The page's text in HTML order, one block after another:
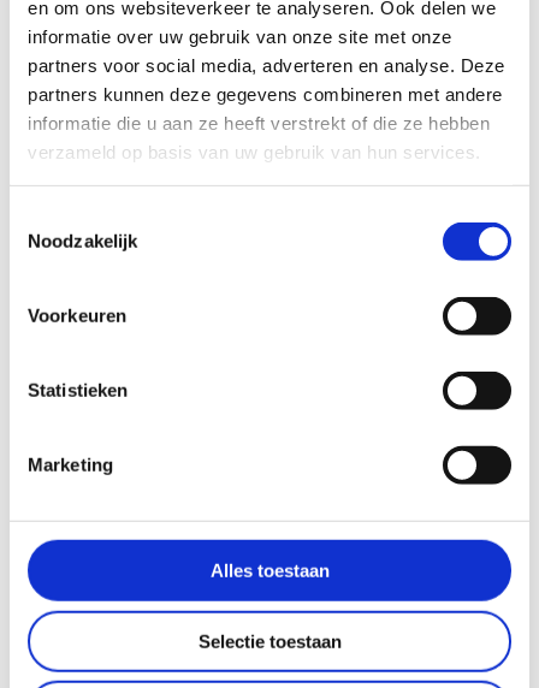
en om ons websiteverkeer te analyseren. Ook delen we
informatie over uw gebruik van onze site met onze
partners voor social media, adverteren en analyse. Deze
partners kunnen deze gegevens combineren met andere
informatie die u aan ze heeft verstrekt of die ze hebben
verzameld op basis van uw gebruik van hun services.
Noodzakelijk
Voorkeuren
Statistieken
Marketing
Alles toestaan
Selectie toestaan
(click to download)
2015 het Betuwe evenement – Maurik
(Gelderland)
Startpunt:
2015 In de olie deur t veen – Twist
Startpunt:
Bathorner Str. 32
49767 Twist (Duitsland)